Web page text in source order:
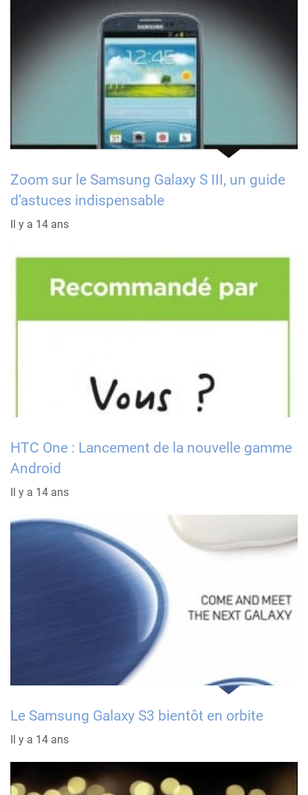
Zoom sur le Samsung Galaxy S III, un guide
d’astuces indispensable
Il y a 14 ans
HTC One : Lancement de la nouvelle gamme
Android
Il y a 14 ans
Le Samsung Galaxy S3 bientôt en orbite
Il y a 14 ans